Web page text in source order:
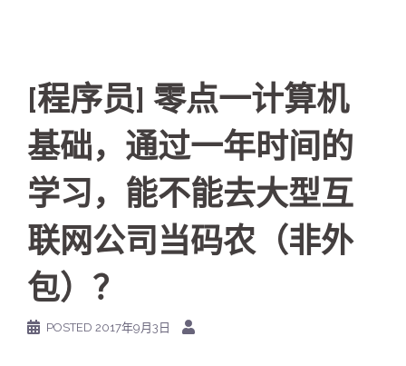
[程序员] 零点一计算机
基础，通过一年时间的
学习，能不能去大型互
联网公司当码农（非外
包）？
POSTED 2017年9月3日